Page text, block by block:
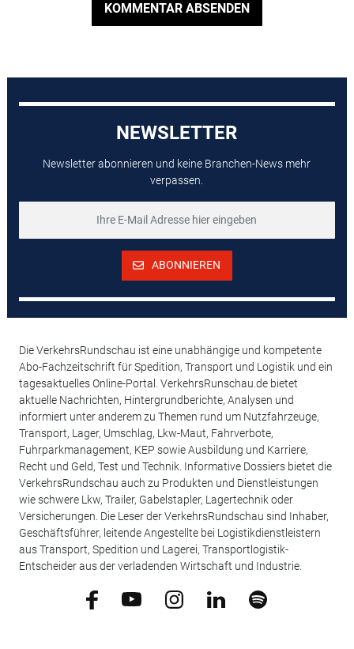
KOMMENTAR ABSENDEN
NEWSLETTER
Newsletter abonnieren und keine Branchen-News mehr
verpassen.
ABONNIEREN
Die VerkehrsRundschau ist eine unabhängige und kompetente
Abo-Fachzeitschrift für Spedition, Transport und Logistik und ein
tagesaktuelles Online-Portal. VerkehrsRunschau.de bietet
aktuelle Nachrichten, Hintergrundberichte, Analysen und
informiert unter anderem zu Themen rund um Nutzfahrzeuge,
Transport, Lager, Umschlag, Lkw-Maut, Fahrverbote,
Fuhrparkmanagement, KEP sowie Ausbildung und Karriere,
Recht und Geld, Test und Technik. Informative Dossiers bietet die
VerkehrsRundschau auch zu Produkten und Dienstleistungen
wie schwere Lkw, Trailer, Gabelstapler, Lagertechnik oder
Versicherungen. Die Leser der VerkehrsRundschau sind Inhaber,
Geschäftsführer, leitende Angestellte bei Logistikdienstleistern
aus Transport, Spedition und Lagerei, Transportlogistik-
Entscheider aus der verladenden Wirtschaft und Industrie.